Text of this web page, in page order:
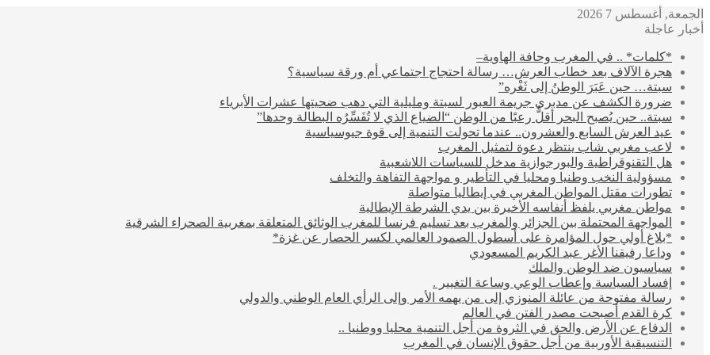
الجمعة, أغسطس 7 2026
أخبار عاجلة
*كلمات* .. في المغرب وحافة الهاوية–
هجرة الآلاف بعد خطاب العرش… رسالة احتجاج اجتماعي أم ورقة سياسية؟
سبتة… حين عَبَرَ الوطنُ إلى ثَغْره”
ضرورة الكشف عن مدبري جريمة العبور لسبتة ومليلية التي دهب ضحيتها عشرات الأبرياء
سبتة.. حين يُصبح البحر أقلُّ رعبًا من الوطن “الضياع الذي لا تُفَسِّرُه البطالة وحدها”
عيد العرش السابع والعشرون.. عندما تحولت التنمية إلى قوة جيوسياسية
لاعب مغربي شاب ينتظر دعوة لتمثيل المغرب
هل التقنوقراطية والبورجوازية مدخل للسياسات اللاشعبية
مسؤولية النخب وطنيا ومحليا في التأطير و مواجهة التفاهة والتخلف
تطورات مقتل المواطن المغربي في إيطاليا متواصلة
مواطن مغربي يلفظ أنفاسه الأخيرة بين يدي الشرطة الإيطالية
المواجهة المحتملة بين الجزائر والمغرب بعد تسليم فرنسا للمغرب الوثائق المتعلقة بمغربية الصحراء الشرقية
*بلاغ أولي حول المؤامرة على أسطول الصمود العالمي لكسر الحصار عن غزة*
وداعا رفيقنا الأغر عبد الكريم المسعودي
سياسيون ضد الوطن والملك
إفساد السياسة وإعطاب الوعي وساعة التغيير .
رسالة مفتوحة من عائلة المنوزي إلى من يهمه الأمر وإلى الرأي العام الوطني والدولي
كرة القدم أصبحت مصدر الفتن في العالم
الدفاع عن الأرض والحق في الثروة من أجل التنمية محليا ووطنيا ..
التنسيقية الأوربية من أجل حقوق الإنسان في المغرب